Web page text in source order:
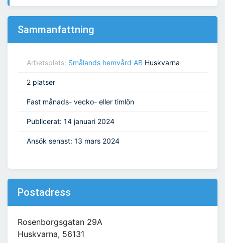
Sammanfattning
Arbetsplats: Smålands hemvård AB Huskvarna
2 platser
Fast månads- vecko- eller timlön
Publicerat: 14 januari 2024
Ansök senast: 13 mars 2024
Postadress
Rosenborgsgatan 29A
Huskvarna, 56131